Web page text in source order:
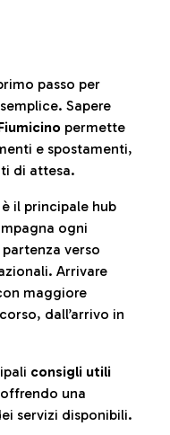
passo per
Sapere
permette
e spostamenti,
di attesa.
il principale hub
ogni
verso
Arrivare
maggiore
dall’arrivo in
consigli utili
una
servizi disponibili.